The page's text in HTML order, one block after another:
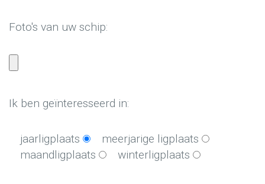
Foto's van uw schip:
Ik ben geïnteresseerd in:
jaarligplaats
meerjarige ligplaats
maandligplaats
winterligplaats